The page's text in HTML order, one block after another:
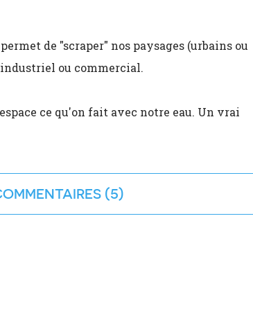
de "scraper" nos paysages (urbains ou
ou commercial.
ce qu'on fait avec notre eau. Un vrai